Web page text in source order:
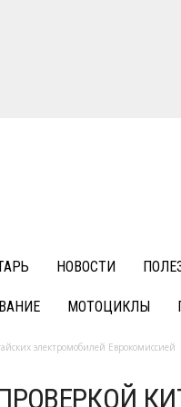
НОВОСТИ
МОТОЦИКЛЫ
электромобилей Еврокомиссией